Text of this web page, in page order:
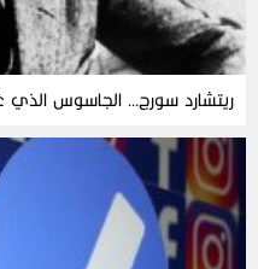
ريتشارد سورج… الجاسوس الذي